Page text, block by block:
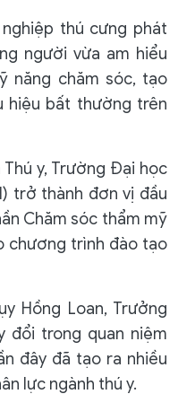
thú cưng phát
người vừa am hiểu
năng chăm sóc, tạo
hiệu bất thường trên
y, Trường Đại học
trở thành đơn vị đầu
Chăm sóc thẩm mỹ
chương trình đào tạo
Hồng Loan, Trưởng
đổi trong quan niệm
đây đã tạo ra nhiều
lực ngành thú y.